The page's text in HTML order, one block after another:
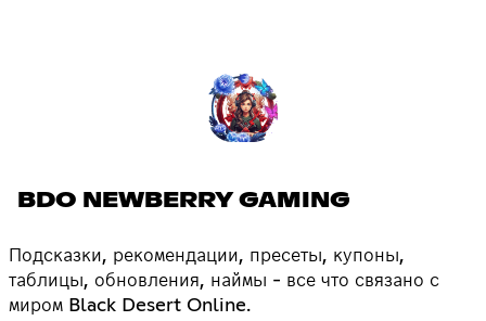
BDO NEWBERRY GAMING
Подсказки, рекомендации, пресеты, купоны,
таблицы, обновления, наймы - все что связано с
миром Black Desert Online.